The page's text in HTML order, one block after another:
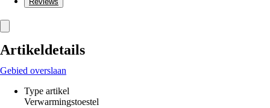
Artikeldetails
Gebied overslaan
Type artikel
Verwarmingstoestel